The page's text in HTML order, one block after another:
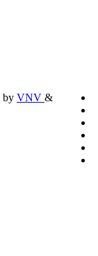
by VNV &